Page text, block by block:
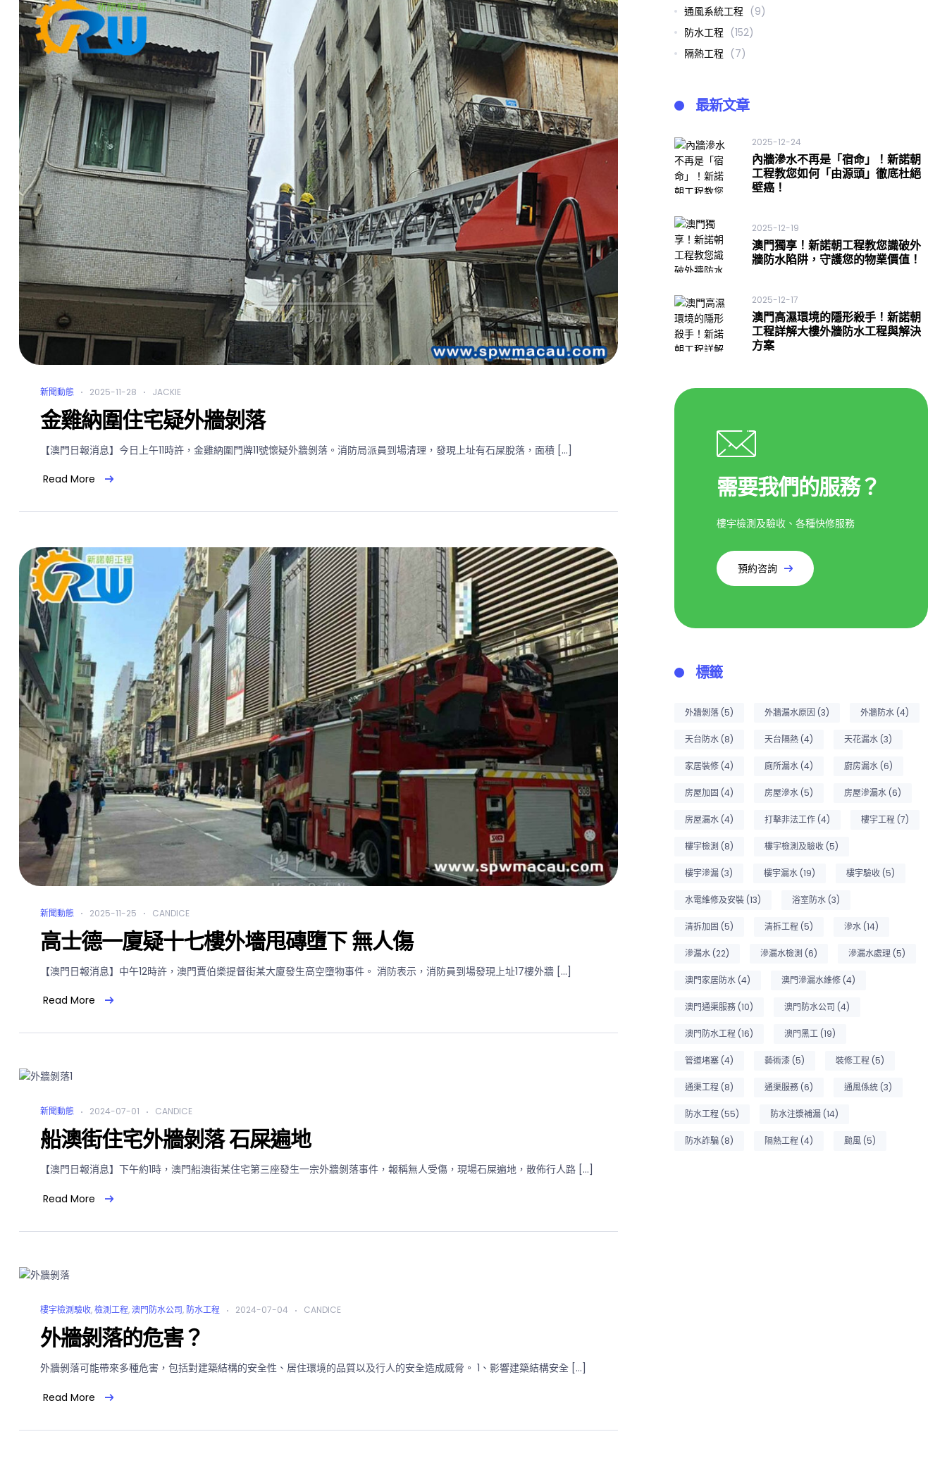
新聞動態 2025-11-28 JACKIE
金雞納圍住宅疑外牆剝落
【澳門日報消息】今日上午11時許，金雞納圍門牌11號懷疑外牆剝落。消防局派員到場清理，發現上址有石屎脫落，面積 […]
Read More
新聞動態 2025-11-25 CANDICE
高士德一廈疑十七樓外墻甩磚墮下 無人傷
【澳門日報消息】中午12時許，澳門賈伯樂提督街某大廈發生高空墮物事件。 消防表示，消防員到場發現上址17樓外牆 […]
Read More
新聞動態 2024-07-01 CANDICE
船澳街住宅外牆剝落 石屎遍地
【澳門日報消息】下午約1時，澳門船澳街某住宅第三座發生一宗外牆剝落事件，報稱無人受傷，現場石屎遍地，散佈行人路 […]
Read More
樓宇檢測驗收,檢測工程,澳門防水公司, 防水工程 2024-07-04 CANDICE
外牆剝落的危害？
外牆剝落可能帶來多種危害，包括對建築結構的安全性、居住環境的品質以及行人的安全造成威脅。 1、影響建築結構安全 […]
Read More
通風系統工程 (9)
防水工程 (152)
隔熱工程 (7)
最新文章
2025-12-24
內牆滲水不再是「宿命」！新諾朝
工程教您如何「由源頭」徹底杜絕
壁癌！
2025-12-19
澳門獨享！新諾朝工程教您識破外
牆防水陷阱，守護您的物業價值！
2025-12-17
澳門高濕環境的隱形殺手！新諾朝
工程詳解大樓外牆防水工程與解決
方案
需要我們的服務？
樓宇檢測及驗收、各種快修服務
預約咨詢
標籤
外牆剝落 (5) 外牆漏水原因 (3) 外牆防水 (4)
天台防水 (8) 天台隔熱 (4) 天花漏水 (3)
家居裝修 (4) 廁所漏水 (4) 廚房漏水 (6)
房屋加固 (4) 房屋滲水 (5) 房屋滲漏水 (6)
房屋漏水 (4) 打擊非法工作 (4) 樓宇工程 (7)
樓宇檢測 (8) 樓宇檢測及驗收 (5)
樓宇滲漏 (3) 樓宇漏水 (19) 樓宇驗收 (5)
水電維修及安裝 (13) 浴室防水 (3)
清拆加固 (5) 清拆工程 (5) 滲水 (14)
滲漏水 (22) 滲漏水檢測 (6) 滲漏水處理 (5)
澳門家居防水 (4) 澳門滲漏水維修 (4)
澳門通渠服務 (10) 澳門防水公司 (4)
澳門防水工程 (16) 澳門黑工 (19)
管道堵塞 (4) 藝術漆 (5) 裝修工程 (5)
通渠工程 (8) 通渠服務 (6) 通風係統 (3)
防水工程 (55) 防水注漿補漏 (14)
防水詐騙 (8) 隔熱工程 (4) 颱風 (5)